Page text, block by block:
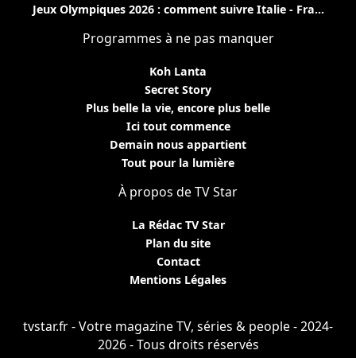
Jeux Olympiques 2026 : comment suivre Italie - Fra...
Programmes à ne pas manquer
Koh Lanta
Secret Story
Plus belle la vie, encore plus belle
Ici tout commence
Demain nous appartient
Tout pour la lumière
À propos de TV Star
La Rédac TV Star
Plan du site
Contact
Mentions Légales
tvstar.fr - Votre magazine TV, séries & people - 2024-
2026 - Tous droits réservés